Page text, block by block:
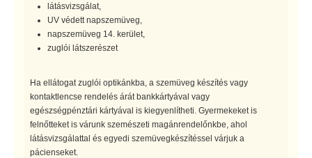
látásvizsgálat,
UV védett napszemüveg,
napszemüveg 14. kerület,
zuglói látszerészet
Ha ellátogat zuglói optikánkba, a szemüveg készítés vagy
kontaktlencse rendelés árát bankkártyával vagy
egészségpénztári kártyával is kiegyenlítheti. Gyermekeket is
felnőtteket is várunk szemészeti magánrendelőnkbe, ahol
látásvizsgálattal és egyedi szemüvegkészítéssel várjuk a
pácienseket.